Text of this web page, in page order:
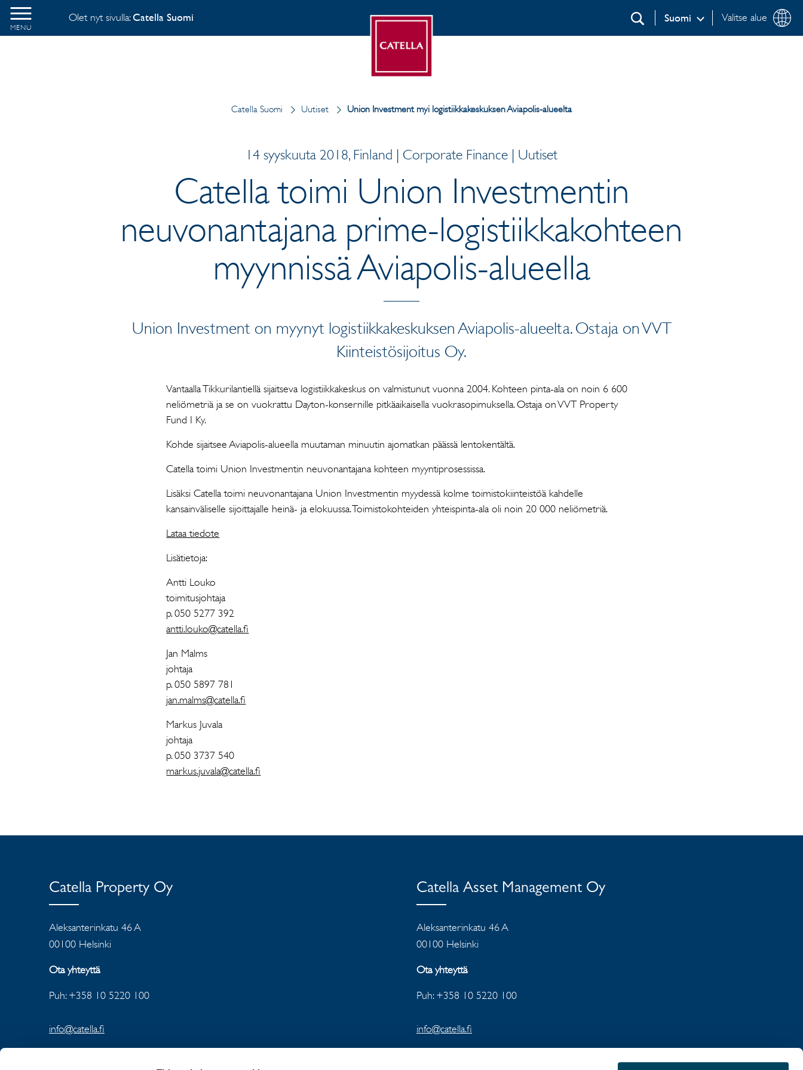
MENU
Olet nyt sivulla:Catella Suomi Valitse alue
Suomi
Etsi
Catella Suomi Uutiset Union Investment myi logistiikkakeskuksen Aviapolis-alueelta
14 syyskuuta 2018, Finland | Corporate Finance | Uutiset
Catella toimi Union Investmentin
neuvonantajana prime-logistiikkakohteen
myynnissä Aviapolis-alueella
Union Investment on myynyt logistiikkakeskuksen Aviapolis-alueelta. Ostaja on VVT
Kiinteistösijoitus Oy.
Vantaalla Tikkurilantiellä sijaitseva logistiikkakeskus on valmistunut vuonna 2004. Kohteen pinta-ala on noin 6 600
neliömetriä ja se on vuokrattu Dayton-konsernille pitkäaikaisella vuokrasopimuksella. Ostaja on VVT Property
Fund I Ky.
Kohde sijaitsee Aviapolis-alueella muutaman minuutin ajomatkan päässä lentokentältä.
Catella toimi Union Investmentin neuvonantajana kohteen myyntiprosessissa.
Lisäksi Catella toimi neuvonantajana Union Investmentin myydessä kolme toimistokiinteistöä kahdelle
kansainväliselle sijoittajalle heinä- ja elokuussa. Toimistokohteiden yhteispinta-ala oli noin 20 000 neliömetriä.
Lataa tiedote
Lisätietoja:
Antti Louko
toimitusjohtaja
p. 050 5277 392
antti.louko@catella.fi
Jan Malms
johtaja
p. 050 5897 781
jan.malms@catella.fi
Markus Juvala
johtaja
p. 050 3737 540
markus.juvala@catella.fi
Catella Property Oy
Aleksanterinkatu 46 A
00100 Helsinki
Ota yhteyttä
Puh: +358 10 5220 100
info@catella.fi
Catella Asset Management Oy
Aleksanterinkatu 46 A
00100 Helsinki
Ota yhteyttä
Puh: +358 10 5220 100
info@catella.fi